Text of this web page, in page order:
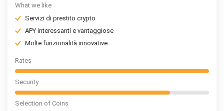
What we like
Servizi di prestito crypto
APY interessanti e vantaggiose
Molte funzionalità innovative
Rates
Security
Selection of Coins